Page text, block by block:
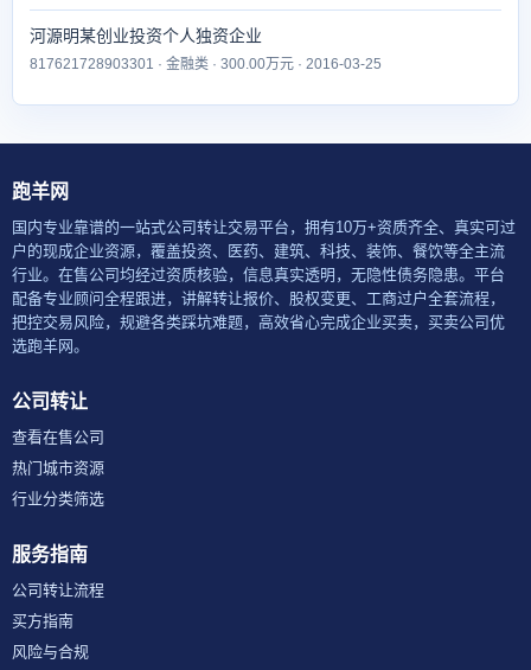
河源明某创业投资个人独资企业
817621728903301 · 金融类 · 300.00万元 · 2016-03-25
跑羊网
国内专业靠谱的一站式公司转让交易平台，拥有10万+资质齐全、真实可过
户的现成企业资源，覆盖投资、医药、建筑、科技、装饰、餐饮等全主流
行业。在售公司均经过资质核验，信息真实透明，无隐性债务隐患。平台
配备专业顾问全程跟进，讲解转让报价、股权变更、工商过户全套流程，
把控交易风险，规避各类踩坑难题，高效省心完成企业买卖，买卖公司优
选跑羊网。
公司转让
查看在售公司
热门城市资源
行业分类筛选
服务指南
公司转让流程
买方指南
风险与合规